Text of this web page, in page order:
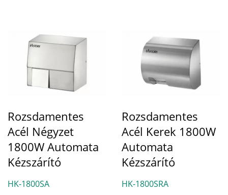
Rozsdamentes
Acél Négyzet
1800W Automata
Kézszárító
HK-1800SA
Rozsdamentes
Acél Kerek 1800W
Automata
Kézszárító
HK-1800SRA